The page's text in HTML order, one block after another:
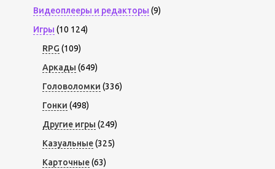
Видеоплееры и редакторы (9)
Игры (10 124)
RPG (109)
Аркады (649)
Головоломки (336)
Гонки (498)
Другие игры (249)
Казуальные(325)
Карточные(63)